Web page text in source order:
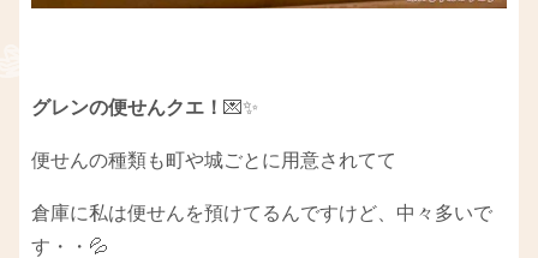
グレンの便せんクエ！ 💌✨
便せんの種類も町や城ごとに用意されてて
倉庫に私は便せんを預けてるんですけど、中々多いで
す・・💦